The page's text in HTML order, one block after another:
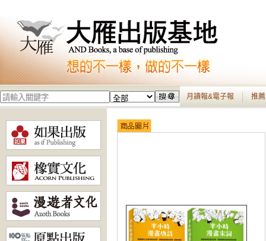
月讀報&電子報 推